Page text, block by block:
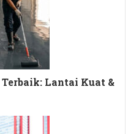
Lantai Kuat &